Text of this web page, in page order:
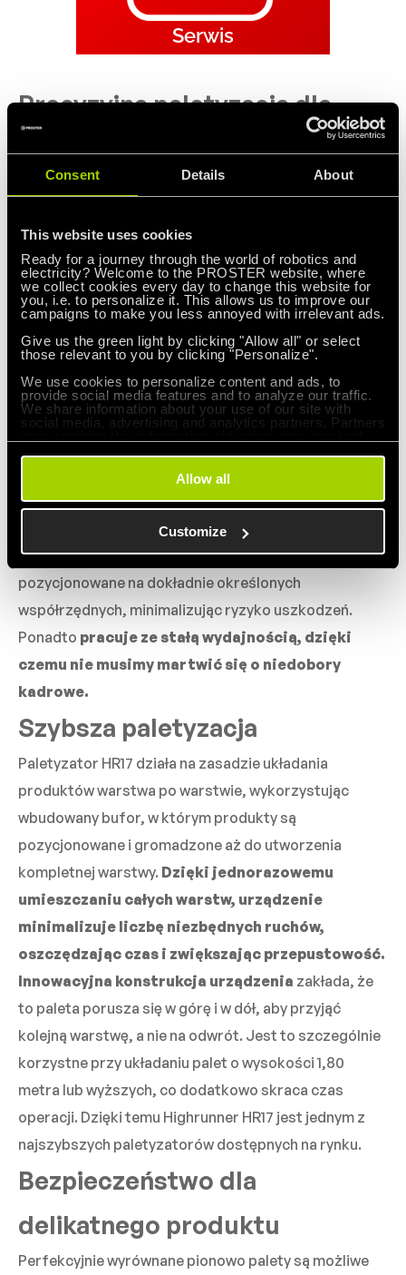
Consent Details About
This website uses cookies
Ready for a journey through the world of robotics and
electricity? Welcome to the PROSTER website, where
we collect cookies every day to change this website for
you, i.e. to personalize it. This allows us to improve our
campaigns to make you less annoyed with irrelevant ads.
Give us the green light by clicking "Allow all" or select
those relevant to you by clicking "Personalize".
We use cookies to personalize content and ads, to
provide social media features and to analyze our traffic.
We share information about your use of our site with
social media, advertising and analytics partners. Partners
Allow all
Customize
Serwis
Precyzyjna paletyzacja dla
delikatnych produktów
spożywczych
Paletyzator Highrunner HR17 to specjalistyczne
rozwiązanie zaprojektowane z myślą o
wyjątkowych wyzwaniach branży owoców i
warzyw.Wydajność paletyzatora HR 17 sięga od 720
do 1200 produktów na godzinę.
Tradycyjne metody ręcznej paletyzacji w branży
owoców i warzyw to przede wszystkim wysokie
koszty oraz ryzyko przeciążenia dla procowników.
Prowadzi to do błędów w samej paletyzacji, jak i
niewystarczającej wydajności i przewidywalności
procesu. Highrunner HR17 eliminuje te problemy dzięki
unikalnej, opatentowanej metodzie formowania
wzorów, gdzie produkty są precyzyjnie
pozycjonowane na dokładnie określonych
współrzędnych, minimalizując ryzyko uszkodzeń.
Ponadto pracuje ze stałą wydajnością, dzięki
czemu nie musimy martwić się o niedobory
kadrowe.
Szybsza paletyzacja
Paletyzator HR17 działa na zasadzie układania
produktów warstwa po warstwie, wykorzystując
wbudowany bufor, w którym produkty są
pozycjonowane i gromadzone aż do utworzenia
kompletnej warstwy. Dzięki jednorazowemu
umieszczaniu całych warstw, urządzenie
minimalizuje liczbę niezbędnych ruchów,
oszczędzając czas i zwiększając przepustowość.
Innowacyjna konstrukcja urządzenia zakłada, że
to paleta porusza się w górę i w dół, aby przyjąć
kolejną warstwę, a nie na odwrót. Jest to szczególnie
korzystne przy układaniu palet o wysokości 1,80
metra lub wyższych, co dodatkowo skraca czas
operacji. Dzięki temu Highrunner HR17 jest jednym z
najszybszych paletyzatorów dostępnych na rynku.
Bezpieczeństwo dla
delikatnego produktu
Perfekcyjnie wyrównane pionowo palety są możliwe